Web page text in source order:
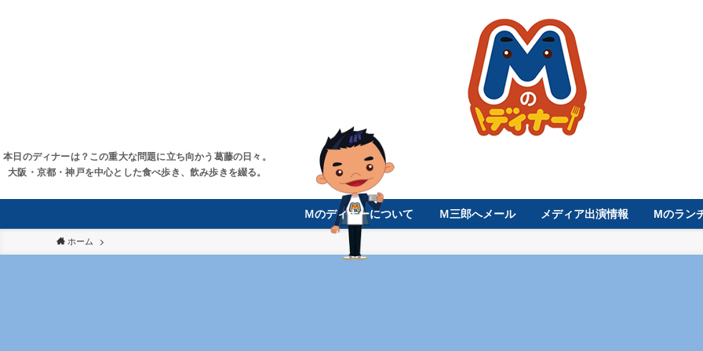
本日のディナーは？この重大な問題に立ち向かう葛藤の日々。
大阪・京都・神戸を中心とした食べ歩き、飲み歩きを綴る。
Ｍのディナーについて Ｍ三郎へメール メディア出演情報 Mのラン
ホーム